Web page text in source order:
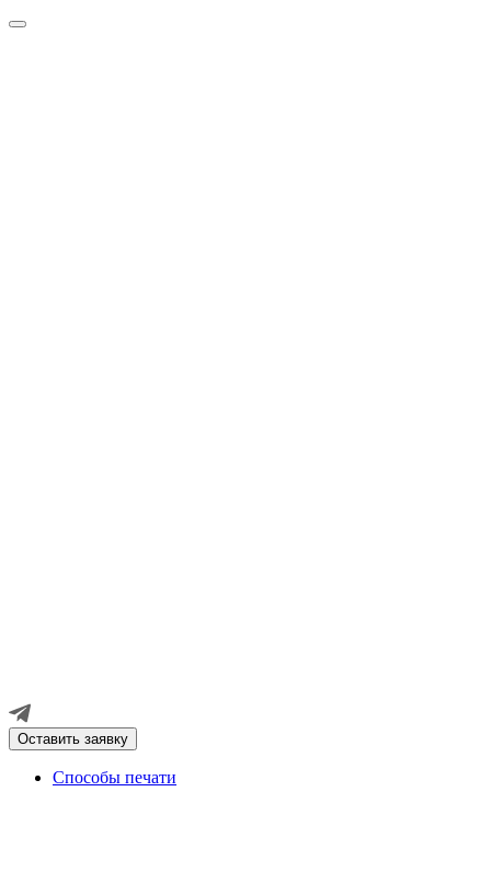
Оставить заявку
Способы печати